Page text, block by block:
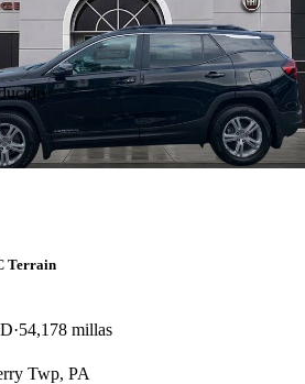
Terrain
54,178 millas
Twp, PA